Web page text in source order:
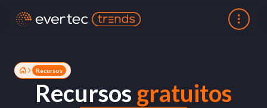
Recursos
Recursos gratuitos